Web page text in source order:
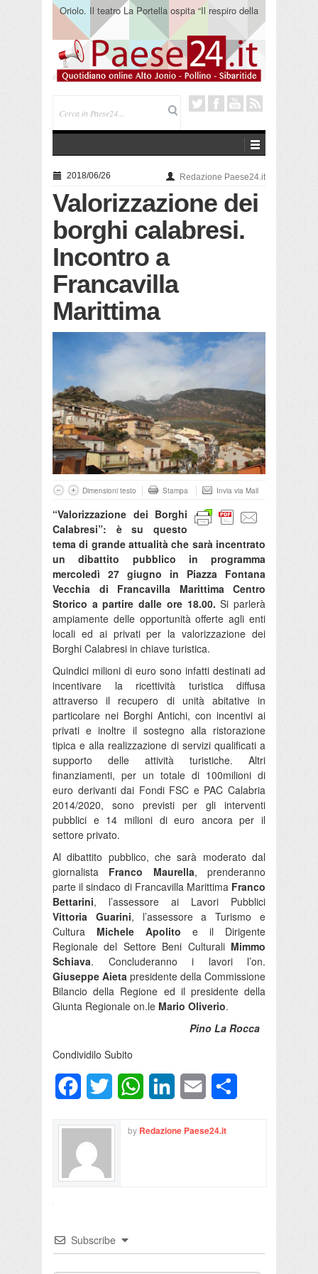
Oriolo. Il teatro La Portella ospita “Il respiro della
terra” del collettivo 365
2018/06/26 Redazione Paese24.it
Valorizzazione dei
borghi calabresi.
Incontro a
Francavilla
Marittima
Dimensioni testo Stampa Invia via Mail
“Valorizzazione dei Borghi
Calabresi”: è su questo
tema di grande attualità che sarà incentrato
un dibattito pubblico in programma
mercoledì 27 giugno in Piazza Fontana
Vecchia di Francavilla Marittima Centro
Storico a partire dalle ore 18.00. Si parlerà
ampiamente delle opportunità offerte agli enti
locali ed ai privati per la valorizzazione dei
Borghi Calabresi in chiave turistica.
Quindici milioni di euro sono infatti destinati ad
incentivare la ricettività turistica diffusa
attraverso il recupero di unità abitative in
particolare nei Borghi Antichi, con incentivi ai
privati e inoltre il sostegno alla ristorazione
tipica e alla realizzazione di servizi qualificati a
supporto delle attività turistiche. Altri
finanziamenti, per un totale di 100milioni di
euro derivanti dai Fondi FSC e PAC Calabria
2014/2020, sono previsti per gli interventi
pubblici e 14 milioni di euro ancora per il
settore privato.
Al dibattito pubblico, che sarà moderato dal
giornalista Franco Maurella, prenderanno
parte il sindaco di Francavilla Marittima Franco
Bettarini, l’assessore ai Lavori Pubblici
Vittoria Guarini, l’assessore a Turismo e
Cultura Michele Apolito e il Dirigente
Regionale del Settore Beni Culturali Mimmo
Schiava. Concluderanno i lavori l’on.
Giuseppe Aieta presidente della Commissione
Bilancio della Regione ed il presidente della
Giunta Regionale on.le Mario Oliverio.
Pino La Rocca
Condividilo Subito
FacebookTwitter WhatsAppLinkedInEmail
by Redazione Paese24.it
Subscribe